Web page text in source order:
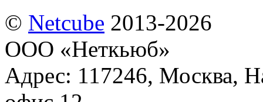
© Netсube 2013-2026
ООО «Неткьюб»
Адрес: 117246, Москва,